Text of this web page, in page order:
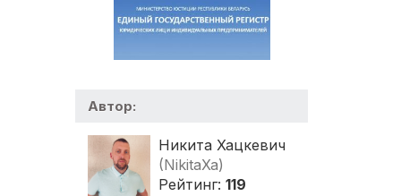
Автор:
Никита Хацкевич
(NikitaXa)
Рейтинг: 119